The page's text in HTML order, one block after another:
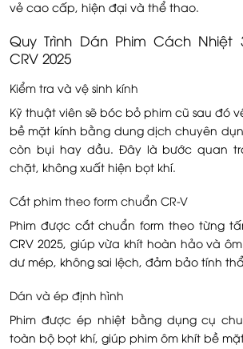
vẻ cao cấp, hiện đại và thể thao.
Quy Trình Dán Phim Cách Nhiệt
CRV 2025
Kiểm tra và vệ sinh kính
Kỹ thuật viên sẽ bóc bỏ phim cũ sau đó
bề mặt kính bằng dung dịch chuyên
còn bụi hay dầu. Đây là bước quan
chặt, không xuất hiện bọt khí.
Cắt phim theo form chuẩn CR-V
Phim được cắt chuẩn form theo từng
CRV 2025, giúp vừa khít hoàn hảo và
dư mép, không sai lệch, đảm bảo tính
Dán và ép định hình
Phim được ép nhiệt bằng dụng cụ
toàn bộ bọt khí, giúp phim ôm khít bề